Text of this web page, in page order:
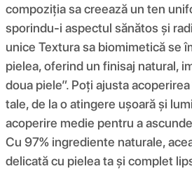
compoziția sa creează un ten
sporindu-i aspectul sănătos și
unice Textura sa biomimetică se
pielea, oferind un finisaj natural,
doua piele”. Poți ajusta
tale, de la o atingere ușoară și
acoperire medie pentru a
Cu 97% ingrediente naturale,
delicată cu pielea ta și complet